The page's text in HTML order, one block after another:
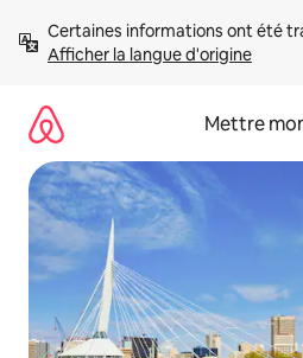
directement
Afficher la langue d'origine
Mettre